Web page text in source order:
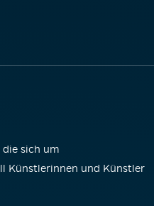
die sich um
Künstlerinnen und Künstler